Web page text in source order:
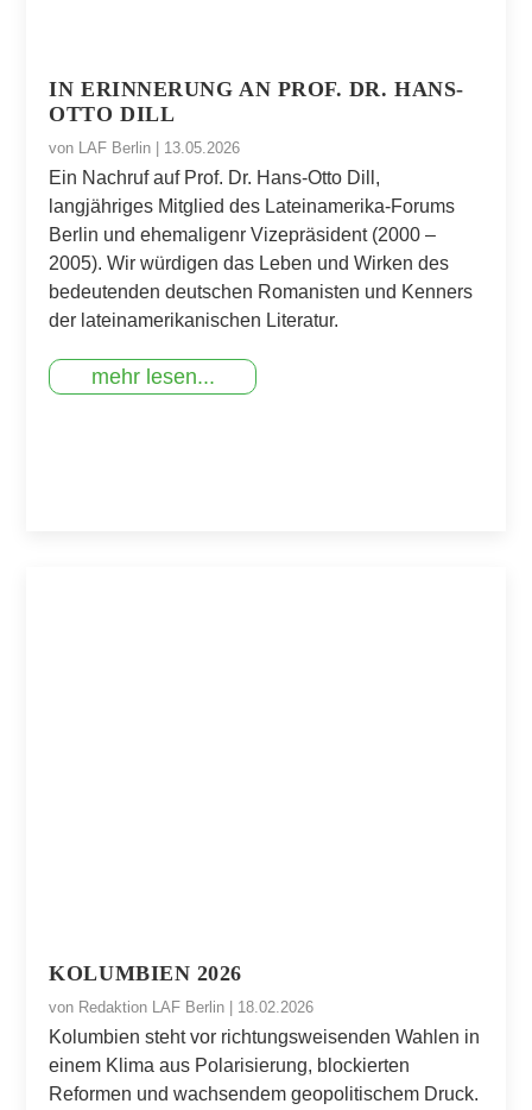
IN ERINNERUNG AN PROF. DR. HANS-
OTTO DILL
von LAF Berlin 13.05.2026
Ein Nachruf auf Prof. Dr. Hans-Otto Dill,
langjähriges Mitglied des Lateinamerika-Forums
Berlin und ehemaligenr Vizepräsident (2000 –
2005). Wir würdigen das Leben und Wirken des
bedeutenden deutschen Romanisten und Kenners
der lateinamerikanischen Literatur.
mehr lesen...
KOLUMBIEN 2026
von Redaktion LAF Berlin | 18.02.2026
Kolumbien steht vor richtungsweisenden Wahlen in
einem Klima aus Polarisierung, blockierten
Reformen und wachsendem geopolitischem Druck.